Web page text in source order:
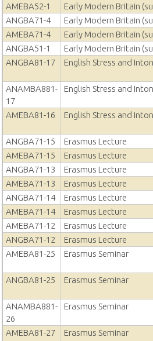
AMEBA52-1
Early Modern Britain
ANGBA71-4
Early Modern Britain
AMEBA71-4
Early Modern Britain
ANGBA51-1
Early Modern Britain
ANGBA81-17
English Stress and
ANAMBA881-
17
English Stress and
AMEBA81-16
English Stress and
ANGBA71-15
Erasmus Lecture
AMEBA71-15
Erasmus Lecture
ANGBA71-13
Erasmus Lecture
AMEBA71-13
Erasmus Lecture
ANGBA71-14
Erasmus Lecture
AMEBA71-14
Erasmus Lecture
AMEBA71-12
Erasmus Lecture
ANGBA71-12
Erasmus Lecture
AMEBA81-25
Erasmus Seminar
ANGBA81-25
Erasmus Seminar
ANAMBA881-
26
Erasmus Seminar
AMEBA81-27
Erasmus Seminar